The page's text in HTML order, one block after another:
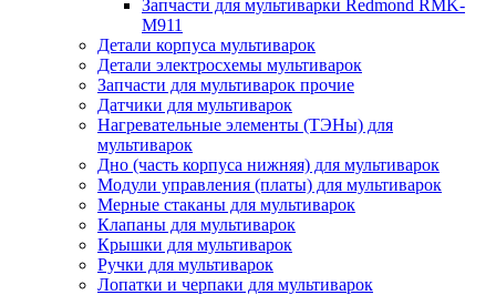
Запчасти для мультиварки Redmond RMK-
M911
Детали корпуса мультиварок
Детали электросхемы мультиварок
Запчасти для мультиварок прочие
Датчики для мультиварок
Нагревательные элементы (ТЭНы) для
мультиварок
Дно (часть корпуса нижняя) для мультиварок
Модули управления (платы) для мультиварок
Мерные стаканы для мультиварок
Клапаны для мультиварок
Крышки для мультиварок
Ручки для мультиварок
Лопатки и черпаки для мультиварок